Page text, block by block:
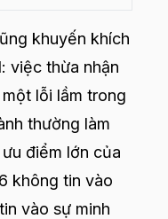
khuyến khích
: việc thừa nhận
lỗi lầm trong
thường làm
điểm lớn của
không tin vào
vào sự minh